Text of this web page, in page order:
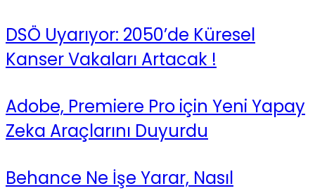
DSÖ Uyarıyor: 2050’de Küresel
Kanser Vakaları Artacak !
Adobe, Premiere Pro için Yeni Yapay
Zeka Araçlarını Duyurdu
Behance Ne İşe Yarar, Nasıl